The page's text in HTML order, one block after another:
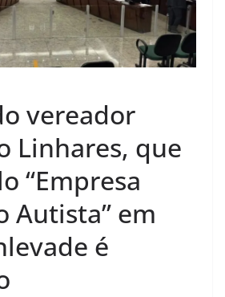
vereador
Linhares, que
“Empresa
Autista” em
é